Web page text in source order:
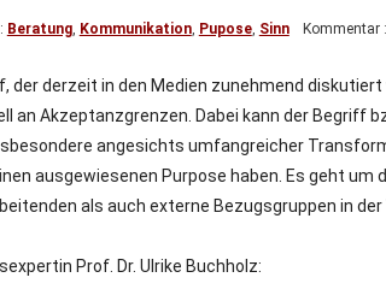
Beratung, Kommunikation, Pupose, Sinn Kommentar
der derzeit in den Medien zunehmend
Akzeptanzgrenzen. Dabei kann der Begriff
angesichts umfangreicher
ausgewiesenen Purpose haben. Es geht
als auch externe Bezugsgruppen in
Prof. Dr. Ulrike Buchholz: